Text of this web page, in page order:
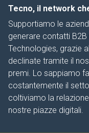
Tecno, il network
Supportiamo le
generare contatti
Technologies, grazie
declinate tramite il
premi. Lo sappiamo
costantemente il
coltiviamo la
nostre piazze digitali.